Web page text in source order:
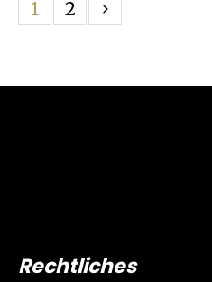
1 2
Rechtliches